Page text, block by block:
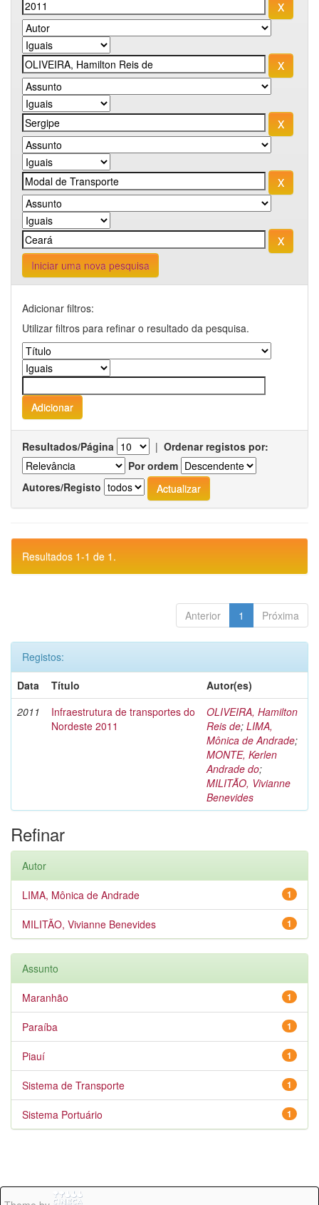
Iniciar uma nova pesquisa
Adicionar filtros:
Utilizar filtros para refinar o resultado da pesquisa.
Resultados/Página | Ordenar registos por:
Por ordem
Autores/Registo
Resultados 1-1 de 1.
Anterior 1 Próxima
Registos:
Data
Título
Autor(es)
2011
Infraestrutura de transportes do
Nordeste 2011
OLIVEIRA, Hamilton
Reis de; LIMA,
Mônica de Andrade;
MONTE, Kerlen
Andrade do;
MILITÃO, Vivianne
Benevides
Refinar
Autor
1
LIMA, Mônica de Andrade
1
MILITÃO, Vivianne Benevides
Assunto
1
Maranhão
1
Paraíba
1
Piauí
1
Sistema de Transporte
1
Sistema Portuário